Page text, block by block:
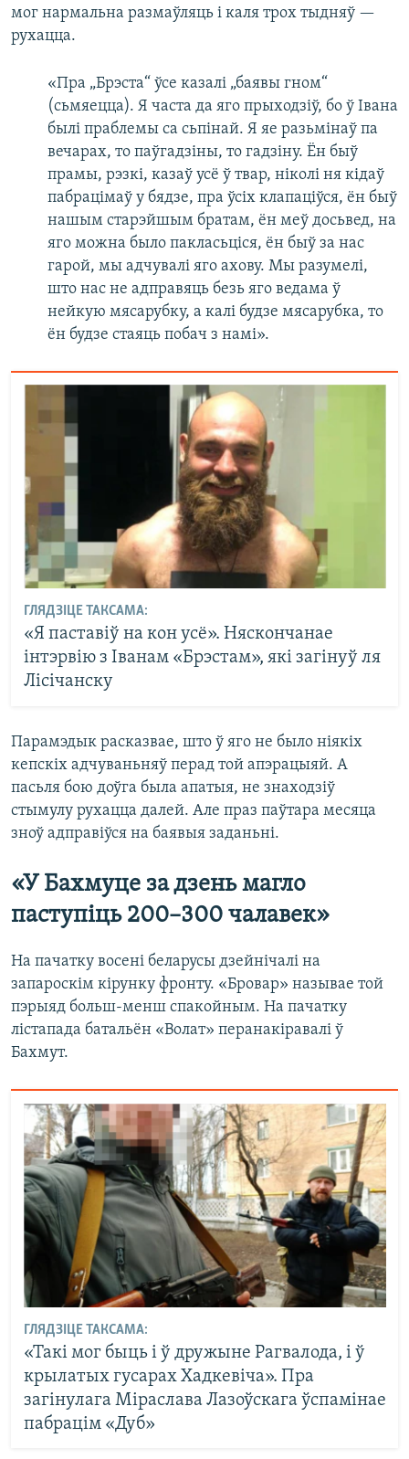
мог нармальна размаўляць і каля трох тыдняў —
рухацца.
«Пра „Брэста“ ўсе казалі „баявы гном“
(сьмяецца). Я часта да яго прыходзіў, бо ў Івана
былі праблемы са сьпінай. Я яе разьмінаў па
вечарах, то паўгадзіны, то гадзіну. Ён быў
прамы, рэзкі, казаў усё ў твар, ніколі ня кідаў
пабрацімаў у бядзе, пра ўсіх клапаціўся, ён быў
нашым старэйшым братам, ён меў досьвед, на
яго можна было пакласьціся, ён быў за нас
гарой, мы адчувалі яго ахову. Мы разумелі,
што нас не адправяць безь яго ведама ў
нейкую мясарубку, а калі будзе мясарубка, то
ён будзе стаяць побач з намі».
ГЛЯДЗІЦЕ ТАКСАМА:
«Я паставіў на кон усё». Няскончанае
інтэрвію з Іванам «Брэстам», які загінуў ля
Лісічанску
Парамэдык расказвае, што ў яго не было ніякіх
кепскіх адчуваньняў перад той апэрацыяй. А
пасьля бою доўга была апатыя, не знаходзіў
стымулу рухацца далей. Але праз паўтара месяца
зноў адправіўся на баявыя заданьні.
«У Бахмуце за дзень магло
паступіць 200–300 чалавек»
На пачатку восені беларусы дзейнічалі на
запароскім кірунку фронту. «Бровар» называе той
пэрыяд больш-менш спакойным. На пачатку
лістапада батальён «Волат» перанакіравалі ў
Бахмут.
ГЛЯДЗІЦЕ ТАКСАМА:
«Такі мог быць і ў дружыне Рагвалода, і ў
крылатых гусарах Хадкевіча». Пра
загінулага Міраслава Лазоўскага ўспамінае
пабрацім «Дуб»